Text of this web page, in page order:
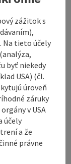
accessories,
Berkley,
Gaz,
Daiwa,
Fishpond,
Korda,
Sten,
WiWa,
zážitok s
Na tieto účely
byť niekedy
USA) (čl.
úroveň
záruky
v USA
účely
a že
právne